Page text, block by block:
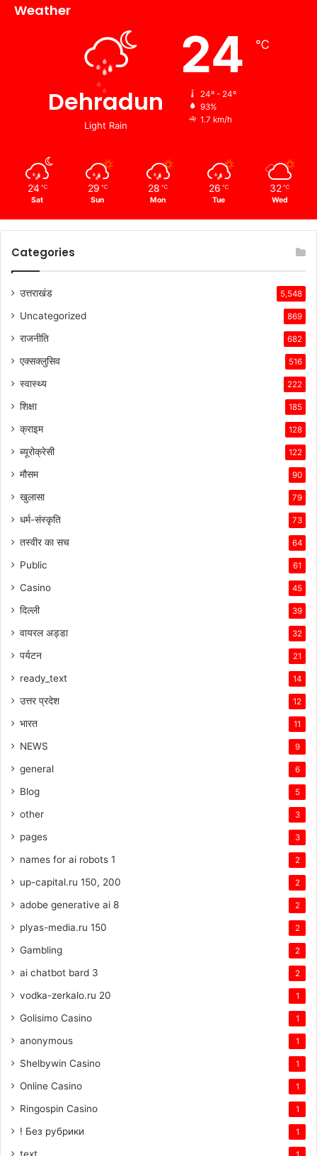
Weather
Dehradun
Light Rain
24 ℃
24º - 24º
93%
1.7 km/h
24 ℃
Sat
29 ℃
Sun
28 ℃
Mon
26 ℃
Tue
32 ℃
Wed
Categories
उत्तराखंड 5,548
Uncategorized 869
राजनीति 682
एक्सक्लुसिव 516
स्वास्थ्य 222
शिक्षा 185
क्राइम 128
ब्यूरोक्रेसी 122
मौसम 90
खुलासा 79
धर्म-संस्कृति 73
तस्वीर का सच 64
Public 61
Casino 45
दिल्ली 39
वायरल अड्डा 32
पर्यटन 21
ready_text 14
उत्तर प्रदेश 12
भारत 11
NEWS 9
general 6
Blog 5
other 3
pages 3
names for ai robots 1 2
up-capital.ru 150, 200 2
adobe generative ai 8 2
plyas-media.ru 150 2
Gambling 2
ai chatbot bard 3 2
vodka-zerkalo.ru 20 1
Golisimo Casino 1
anonymous 1
Shelbywin Casino 1
Online Casino 1
Ringospin Casino 1
! Без рубрики 1
text